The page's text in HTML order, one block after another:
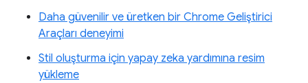
Daha güvenilir ve üretken bir Chrome Geliştirici
Araçları deneyimi
Stil oluşturma için yapay zeka yardımına resim
yükleme